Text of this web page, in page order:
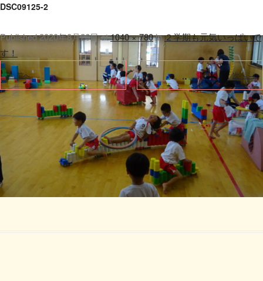
DSC09125-2
Published2020年8月26日at1040 × 780in２学期も元気いっぱいで
す！ .
← 前へ 次へ →